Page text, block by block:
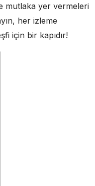
mutlaka yer vermeleri
her izleme
için bir kapıdır!